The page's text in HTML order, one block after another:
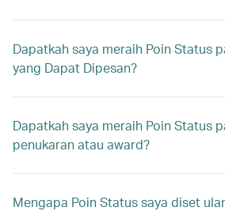
Dapatkah saya meraih Poin Status
yang Dapat Dipesan?
Dapatkah saya meraih Poin Status
penukaran atau award?
Mengapa Poin Status saya diset